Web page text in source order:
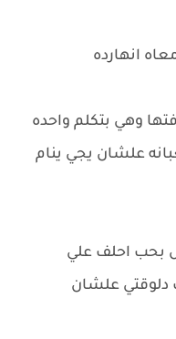
انهارده
وهي بتكلم واحده
علشان يجي ينام
بحب احلف علي
دلوقتي علشان